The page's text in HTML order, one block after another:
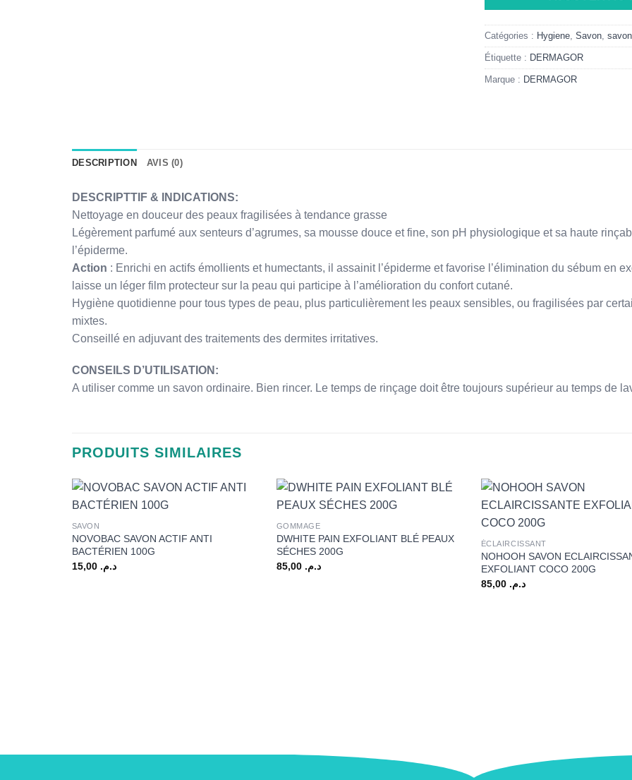
Catégories : Hygiene Savon savon
Étiquette : DERMAGOR
Marque : DERMAGOR
DESCRIPTION AVIS (0)
DESCRIPTTIF & INDICATIONS:
Nettoyage en douceur des peaux fragilisées à tendance grasse
Légèrement parfumé aux senteurs d’agrumes, sa mousse douce et fine, son pH physiologique et sa haute
l’épiderme.
Action : Enrichi en actifs émollients et humectants, il assainit l’épiderme et favorise l’élimination du sébum en
laisse un léger film protecteur sur la peau qui participe à l’amélioration du confort cutané.
Hygiène quotidienne pour tous types de peau, plus particulièrement les peaux sensibles, ou fragilisées par
mixtes.
Conseillé en adjuvant des traitements des dermites irritatives.
CONSEILS D’UTILISATION:
A utiliser comme un savon ordinaire. Bien rincer. Le temps de rinçage doit être toujours supérieur au temps de
PRODUITS SIMILAIRES
+
SAVON
NOVOBAC SAVON ACTIF ANTI
BACTÉRIEN 100G
د.م. 15,00
+
GOMMAGE
DWHITE PAIN EXFOLIANT BLÉ PEAUX
SÉCHES 200G
د.م. 85,00
+
ÉCLAIRCISSANT
NOHOOH SAVON
EXFOLIANT COCO 200G
د.م. 85,00